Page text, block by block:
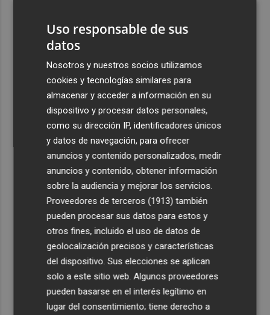
Últimas Noticias
España restablece los controles fronterizos a los
viajeros procedentes de Italia
El homenaje a Ferran Torres en Foios, en imágenes
Ferran Torres, recibido con un baño de masas en su
pueblo: "Allá donde voy siempre digo que soy de Foios"
Foios se vuelca con Ferran Torres
Las '200 vidas' que llevaron a Paco Rabal de Águilas a la
cima del cine: un documental recupera la voz y la mirada
del actor
Uso responsable de sus
datos
Nosotros y nuestros socios utilizamos
cookies y tecnologías similares para
almacenar y acceder a información en su
dispositivo y procesar datos personales,
como su dirección IP, identificadores únicos
y datos de navegación, para ofrecer
anuncios y contenido personalizados, medir
anuncios y contenido, obtener información
sobre la audiencia y mejorar los servicios.
Proveedores de terceros (1913) también
pueden procesar sus datos para estos y
otros fines, incluido el uso de datos de
geolocalización precisos y características
del dispositivo. Sus elecciones se aplican
solo a este sitio web. Algunos proveedores
pueden basarse en el interés legítimo en
lugar del consentimiento; tiene derecho a